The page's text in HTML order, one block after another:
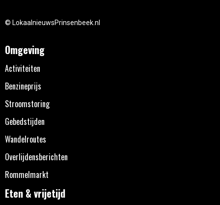
© LokaalnieuwsPrinsenbeek.nl
Omgeving
Activiteiten
Benzineprijs
Stroomstoring
Gebedstijden
Wandelroutes
Overlijdensberichten
Rommelmarkt
Eten & vrijetijd